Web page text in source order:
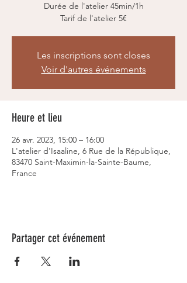
Durée de l'atelier 45min/1h
Tarif de l'atelier 5€
Les inscriptions sont closes
Voir d'autres événements
Heure et lieu
26 avr. 2023, 15:00 – 16:00
L'atelier d'Isaaline, 6 Rue de la République,
83470 Saint-Maximin-la-Sainte-Baume,
France
Partager cet événement